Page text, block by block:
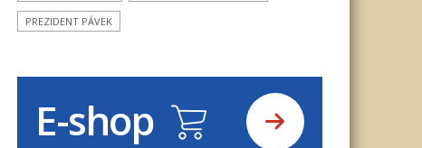
PREZIDENT PÁVEK
E-shop